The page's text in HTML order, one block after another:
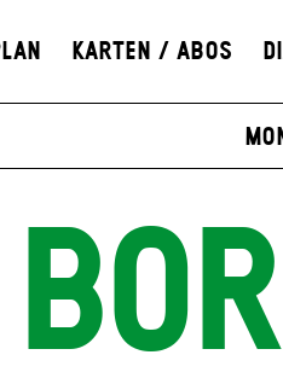
Karten / Abos